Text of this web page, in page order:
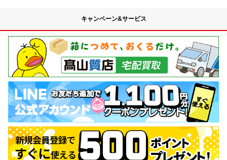
キャンペーン&サービス